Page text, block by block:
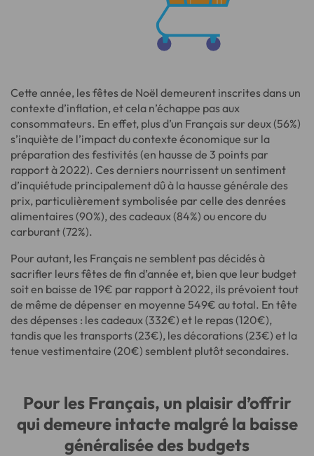
Cette année, les fêtes de Noël demeurent inscrites dans un
contexte d’inflation, et cela n’échappe pas aux
consommateurs. En effet, plus d’un Français sur deux (56%)
s’inquiète de l’impact du contexte économique sur la
préparation des festivités (en hausse de 3 points par
rapport à 2022). Ces derniers nourrissent un sentiment
d’inquiétude principalement dû à la hausse générale des
prix, particulièrement symbolisée par celle des denrées
alimentaires (90%), des cadeaux (84%) ou encore du
carburant (72%).
Pour autant, les Français ne semblent pas décidés à
sacrifier leurs fêtes de fin d’année et, bien que leur budget
soit en baisse de 19€ par rapport à 2022, ils prévoient tout
de même de dépenser en moyenne 549€ au total. En tête
des dépenses : les cadeaux (332€) et le repas (120€),
tandis que les transports (23€), les décorations (23€) et la
tenue vestimentaire (20€) semblent plutôt secondaires.
Pour les Français, un plaisir d’offrir
qui demeure intacte malgré la baisse
généralisée des budgets